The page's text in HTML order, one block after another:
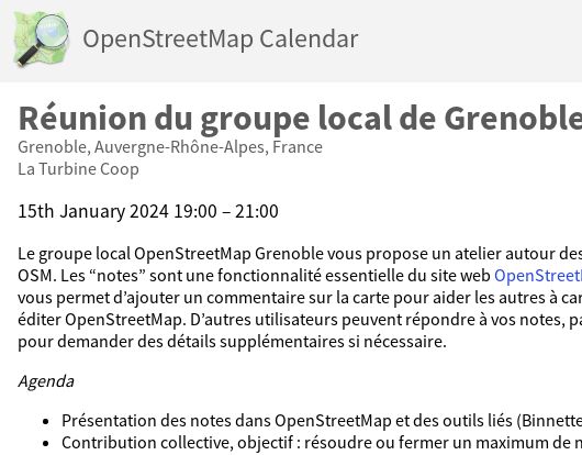
OpenStreetMap Calendar
Réunion du groupe local de
Grenoble, Auvergne-Rhône-Alpes, France
La Turbine Coop
15th January 2024 19:00 – 21:00
Le groupe local OpenStreetMap Grenoble vous propose un atelier autour
OSM. Les “notes” sont une fonctionnalité essentielle du site web
vous permet d’ajouter un commentaire sur la carte pour aider les autres à
éditer OpenStreetMap. D’autres utilisateurs peuvent répondre à vos notes,
pour demander des détails supplémentaires si nécessaire.
Agenda
Présentation des notes dans OpenStreetMap et des outils liés
Contribution collective, objectif : résoudre ou fermer un maximum de